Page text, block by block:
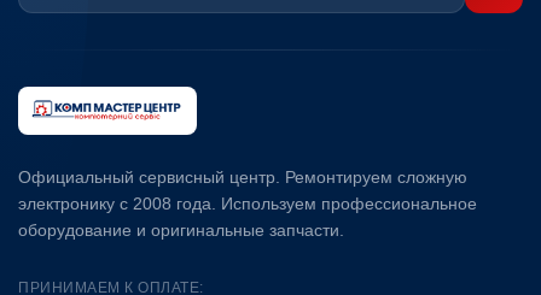
Официальный сервисный центр. Ремонтируем сложную
электронику с 2008 года. Используем профессиональное
оборудование и оригинальные запчасти.
ПРИНИМАЕМ К ОПЛАТЕ: